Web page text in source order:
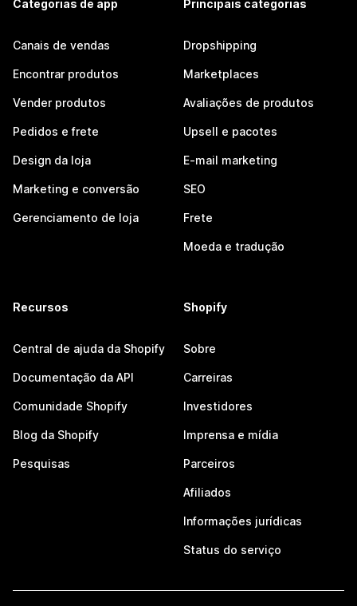
Categorias de app
Canais de vendas
Encontrar produtos
Vender produtos
Pedidos e frete
Design da loja
Marketing e conversão
Gerenciamento de loja
Principais categorias
Dropshipping
Marketplaces
Avaliações de produtos
Upsell e pacotes
E-mail marketing
SEO
Frete
Moeda e tradução
Recursos
Central de ajuda da Shopify
Documentação da API
Comunidade Shopify
Blog da Shopify
Pesquisas
Shopify
Sobre
Carreiras
Investidores
Imprensa e mídia
Parceiros
Afiliados
Informações jurídicas
Status do serviço